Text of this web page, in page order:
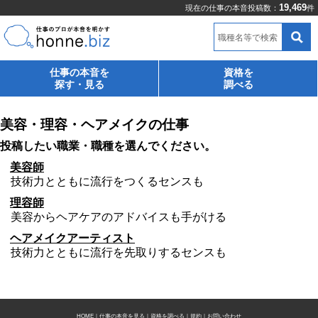
現在の仕事の本音投稿数： 19,469件
職種名等で検索
仕事の本音を
探す・見る
資格を
調べる
美容・理容・ヘアメイクの仕事
投稿したい職業・職種を選んでください。
美容師
技術力とともに流行をつくるセンスも
理容師
美容からヘアケアのアドバイスも手がける
ヘアメイクアーティスト
技術力とともに流行を先取りするセンスも
HOME 仕事の本音を見る 資格を調べる 規約 お問い合わせ